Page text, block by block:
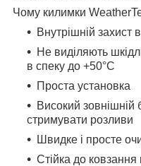
Чому килимки
Внутрішній захист
Не виділяють
в спеку до +50°С
Проста установка
Високий зовнішній
стримувати розливи
Швидке і просте
Стійка до